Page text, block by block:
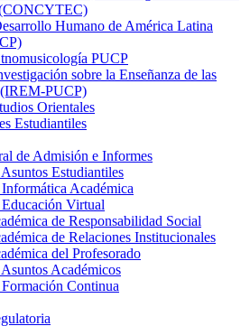
Humano de América Latina
PUCP
sobre la Enseñanza de las
PUCP)
Orientales
Estudiantiles
de Admisión e Informes
Estudiantiles
Académica
Virtual
de Responsabilidad Social
de Relaciones Institucionales
del Profesorado
Académicos
Continua